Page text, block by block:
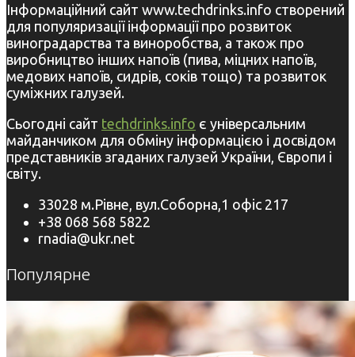
Інформаційний сайт www.techdrinks.info створений
для популяризації інформації про розвиток
виноградарства та виноробства, а також про
виробництво інших напоїв (пива, міцних напоїв,
медових напоїв, сидрів, соків тощо) та розвиток
суміжних галузей.
Сьогодні сайт techdrinks.info є універсальним
майданчиком для обміну інформацією і досвідом
представників згаданих галузей України, Європи і
світу.
33028 м.Рівне, вул.Соборна,1 офіс 217
+38 068 568 5822
rnadia@ukr.net
Популярне